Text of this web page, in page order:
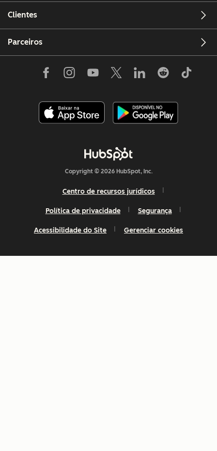
Clientes
Parceiros
Copyright © 2026 HubSpot, Inc.
Centro de recursos jurídicos
Política de privacidade Segurança
Acessibilidade do Site Gerenciar cookies